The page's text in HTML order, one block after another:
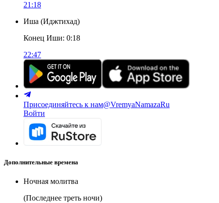
21:18
Иша (Иджтихад)
Конец Иши: 0:18
22:47
Присоединяйтесь к нам@VremyaNamazaRu
Войти
Дополнительные времена
Ночная молитва
(Последнее треть ночи)